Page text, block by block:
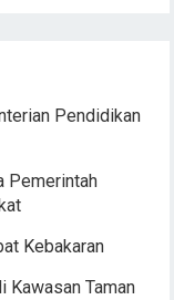
Pendidikan
Pemerintah
Kebakaran
Kawasan Taman